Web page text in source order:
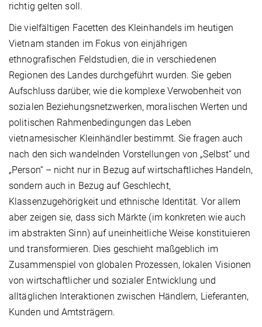
richtig gelten soll.
Die vielfältigen Facetten des Kleinhandels im heutigen
Vietnam standen im Fokus von einjährigen
ethnografischen Feldstudien, die in verschiedenen
Regionen des Landes durchgeführt wurden. Sie geben
Aufschluss darüber, wie die komplexe Verwobenheit von
sozialen Beziehungsnetzwerken, moralischen Werten und
politischen Rahmenbedingungen das Leben
vietnamesischer Kleinhändler bestimmt. Sie fragen auch
nach den sich wandelnden Vorstellungen von „Selbst“ und
„Person“ – nicht nur in Bezug auf wirtschaftliches Handeln,
sondern auch in Bezug auf Geschlecht,
Klassenzugehörigkeit und ethnische Identität. Vor allem
aber zeigen sie, dass sich Märkte (im konkreten wie auch
im abstrakten Sinn) auf uneinheitliche Weise konstituieren
und transformieren. Dies geschieht maßgeblich im
Zusammenspiel von globalen Prozessen, lokalen Visionen
von wirtschaftlicher und sozialer Entwicklung und
alltäglichen Interaktionen zwischen Händlern, Lieferanten,
Kunden und Amtsträgern.